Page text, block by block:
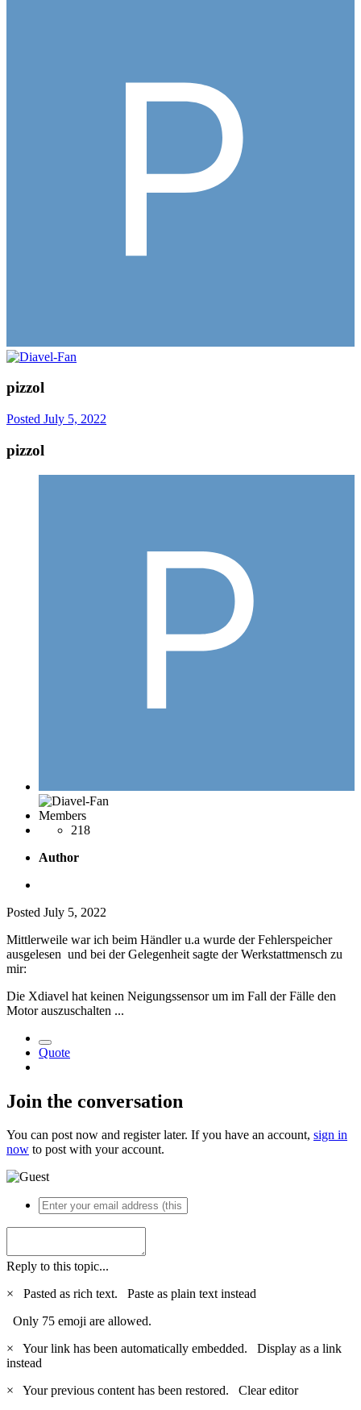
pizzol
Posted July 5, 2022
pizzol
Members
218
Author
Posted July 5, 2022
Mittlerweile war ich beim Händler u.a wurde der Fehlerspeicher
ausgelesen und bei der Gelegenheit sagte der Werkstattmensch zu
mir:
Die Xdiavel hat keinen Neigungssensor um im Fall der Fälle den
Motor auszuschalten ...
Quote
Join the conversation
You can post now and register later. If you have an account, sign in
now to post with your account.
Reply to this topic...
×
Pasted as rich text. Paste as plain text instead
Only 75 emoji are allowed.
×
Your link has been automatically embedded. Display as a link
instead
×
Your previous content has been restored. Clear editor